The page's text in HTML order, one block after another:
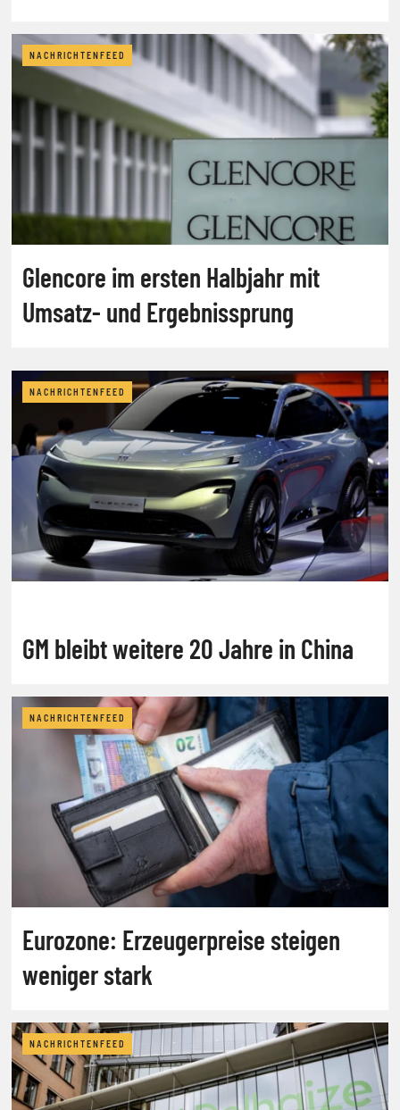
NACHRICHTENFEED
Glencore im ersten Halbjahr mit
Umsatz- und Ergebnissprung
NACHRICHTENFEED
GM bleibt weitere 20 Jahre in China
NACHRICHTENFEED
Eurozone: Erzeugerpreise steigen
weniger stark
NACHRICHTENFEED